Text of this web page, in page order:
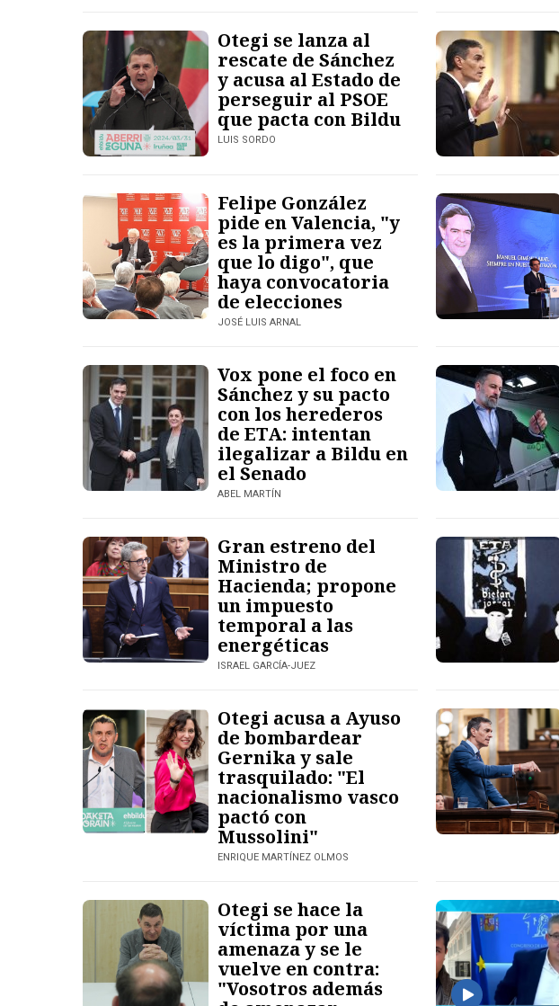
Otegi se lanza al
rescate de Sánchez
y acusa al Estado de
perseguir al PSOE
que pacta con Bildu
LUIS SORDO
Felipe González
pide en Valencia, "y
es la primera vez
que lo digo", que
haya convocatoria
de elecciones
JOSÉ LUIS ARNAL
Vox pone el foco en
Sánchez y su pacto
con los herederos
de ETA: intentan
ilegalizar a Bildu en
el Senado
ABEL MARTÍN
Gran estreno del
Ministro de
Hacienda; propone
un impuesto
temporal a las
energéticas
ISRAEL GARCÍA-JUEZ
Otegi acusa a Ayuso
de bombardear
Gernika y sale
trasquilado: "El
nacionalismo vasco
pactó con
Mussolini"
ENRIQUE MARTÍNEZ OLMOS
Otegi se hace la
víctima por una
amenaza y se le
vuelve en contra:
"Vosotros además